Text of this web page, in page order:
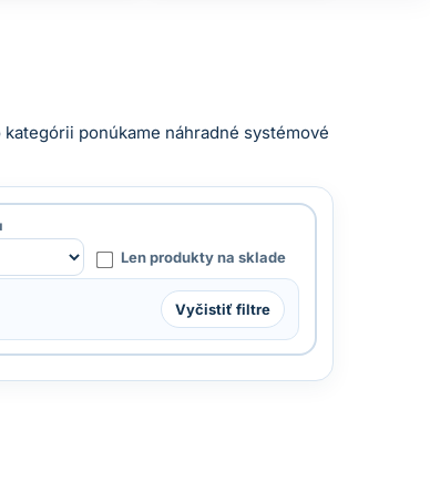
ponúkame náhradné systémové
Len produkty na sklade
Vyčistiť filtre